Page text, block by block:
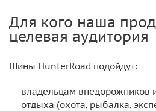
Для кого наша
целевая аудитория
Шины HunterRoad подойдут:
владельцам внедорожников
отдыха (охота, рыбалка,